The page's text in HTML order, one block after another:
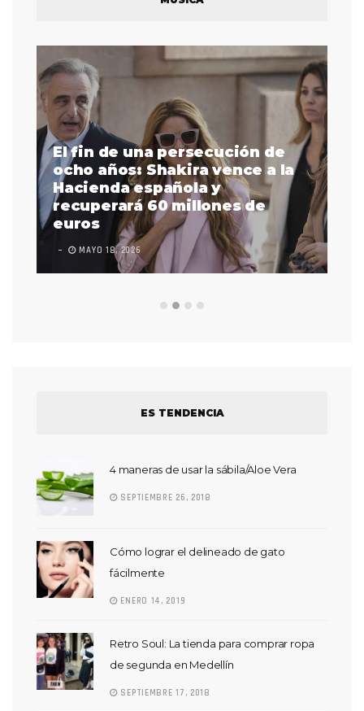
El fin de una persecución de
ocho años: Shakira vence a la
Hacienda española y
recuperará 60 millones de
euros
MAYO 18, 2026
ES TENDENCIA
4 maneras de usar la sábila/Aloe Vera
SEPTIEMBRE 26, 2018
Cómo lograr el delineado de gato
fácilmente
ENERO 14, 2019
Retro Soul: La tienda para comprar ropa
de segunda en Medellín
SEPTIEMBRE 17, 2018